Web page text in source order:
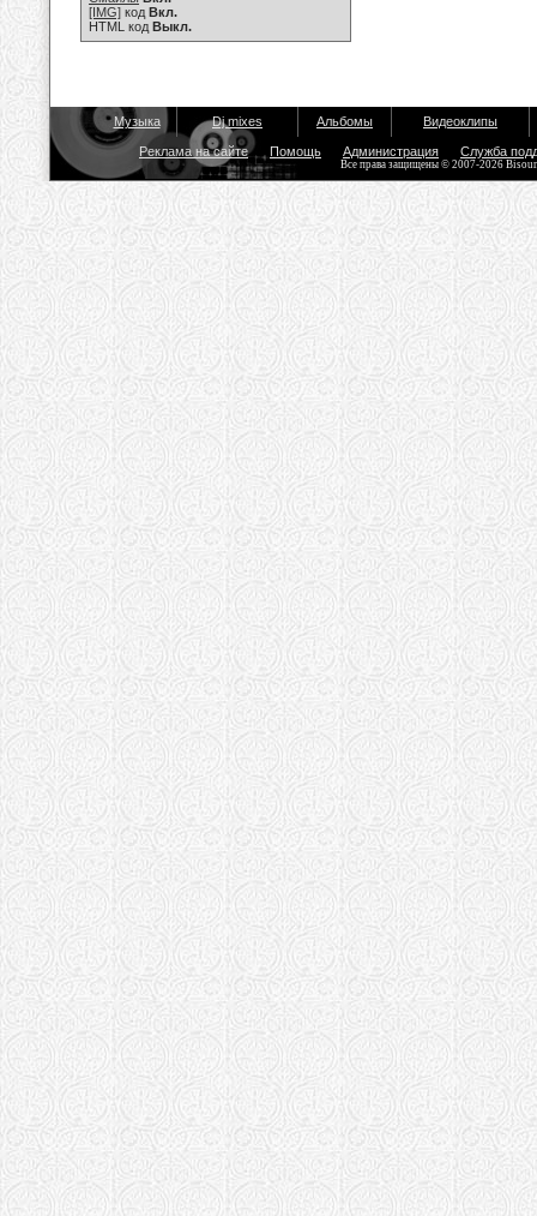
[IMG] код Вкл.
HTML код Выкл.
Музыка Dj mixes Альбомы Видеоклипы
Реклама на сайте Помощь Администрация Служба
Все права защищены © 2007-2026